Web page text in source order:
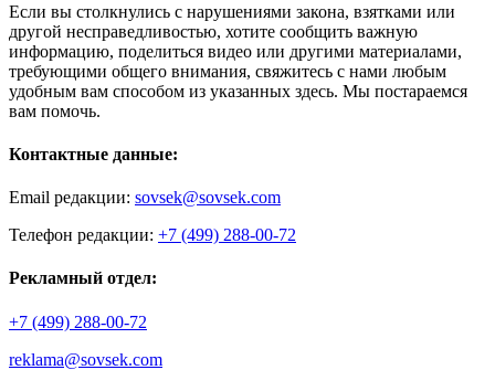
Если вы столкнулись с нарушениями закона, взятками или
другой несправедливостью, хотите сообщить важную
информацию, поделиться видео или другими материалами,
требующими общего внимания, свяжитесь с нами любым
удобным вам способом из указанных здесь. Мы постараемся
вам помочь.
Контактные данные:
Email редакции: sovsek@sovsek.com
Телефон редакции: +7 (499) 288-00-72
Рекламный отдел:
+7 (499) 288-00-72
reklama@sovsek.com